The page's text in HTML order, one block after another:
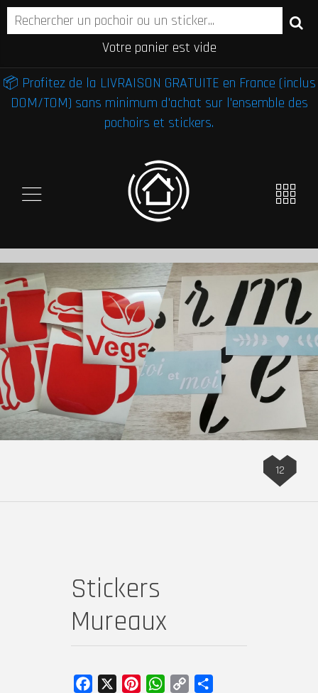
Votre panier est vide
📦 Profitez de la LIVRAISON GRATUITE en France (inclus
DOM/TOM) sans minimum d'achat sur l'ensemble des
pochoirs et stickers.
12
Stickers
Mureaux
Facebook PinterestWhatsApp
Copy